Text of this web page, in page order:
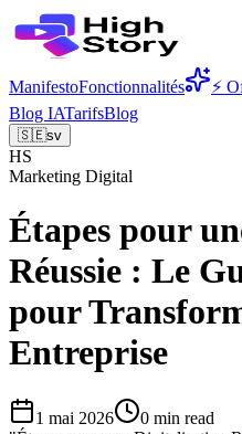
ManifestoFonctionnalités ⚡
Blog IATarifsBlog
🇸🇪sv
HS
Marketing Digital
Étapes pour
Réussie : Le
pour
Entreprise
1 mai 2026 0 min read